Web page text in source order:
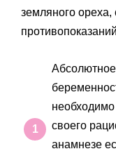
земляного ореха,
своего
анамнезе